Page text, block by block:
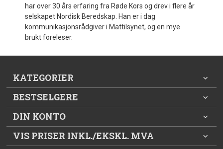
har over 30 års erfaring fra Røde Kors og drev i flere år
selskapet Nordisk Beredskap. Han er i dag
kommunikasjonsrådgiver i Mattilsynet, og en mye
brukt foreleser.
KATEGORIER
BESTSELGERE
DIN KONTO
VIS PRISER INKL./EKSKL. MVA